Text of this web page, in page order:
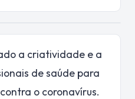
a criatividade e a
de saúde para
o coronavírus.